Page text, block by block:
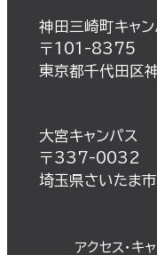
神田三崎町キャン
〒101-8375
東京都千代田区
大宮キャンパス
〒337-0032
埼玉県さいたま
アクセス・キ